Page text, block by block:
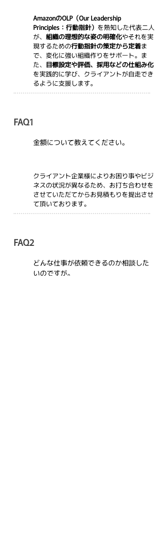
AmazonのOLP（Our Leadership
Principles：行動指針） を熟知した代表二人
が、 組織の理想的な姿の明確化やそれを実
現するための行動指針の策定から定着ま
で、変化に強い組織作りをサポート。ま
た、 目標設定や評価、採用などの仕組み化
を実践的に学び、クライアントが自走でき
るように支援します。
FAQ1
​金額について教えてください。
クライアント企業様によりお困り事やビジ
ネスの状況が異なるため、お打ち合わせを
させていただてからお見積もりを提出させ
て頂いております。
FAQ2
どんな仕事が依頼できるのか相談した
いのですが。